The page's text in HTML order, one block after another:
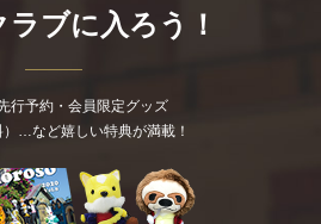
ブに入ろう！
行予約・会員限定グッズ
…など嬉しい特典が満載！